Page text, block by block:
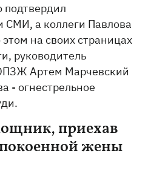
подтвердил
а коллеги Павлова
на своих страницах
руководитель
Артем Марчевский
- огнестрельное
приехав
жены